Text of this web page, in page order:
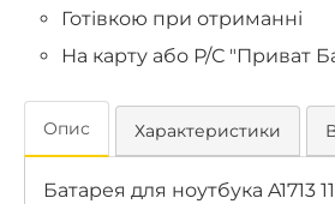
Готівкою при отриманні
На карту або Р/С "Приват
Опис Характеристики
Батарея для ноутбука A1713